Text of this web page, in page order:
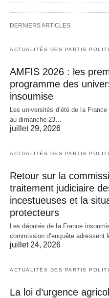
DERNIERS ARTICLES
ACTUALITÉS DES PARTIS
AMFIS 2026 : les
programme des
insoumise
Les universités d’été de la
au dimanche 23…
juillet 29, 2026
ACTUALITÉS DES PARTIS
Retour sur la
traitement judiciaire
incestueuses et la
protecteurs
Les députés de la France
commission d’enquête adressent
juillet 24, 2026
ACTUALITÉS DES PARTIS
La loi d’urgence